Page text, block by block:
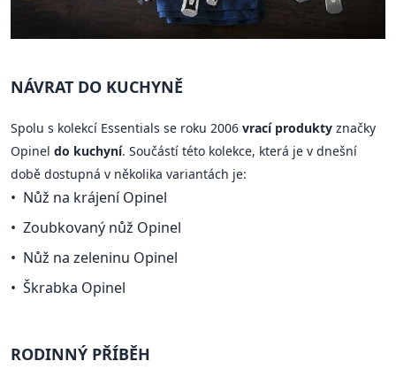
NÁVRAT DO KUCHYNĚ
Spolu s kolekcí Essentials se roku 2006 vrací produkty značky
Opinel do kuchyní. Součástí této kolekce, která je v dnešní
době dostupná v několika variantách je:
Nůž na krájení Opinel
Zoubkovaný nůž Opinel
Nůž na zeleninu Opinel
Škrabka Opinel
RODINNÝ PŘÍBĚH